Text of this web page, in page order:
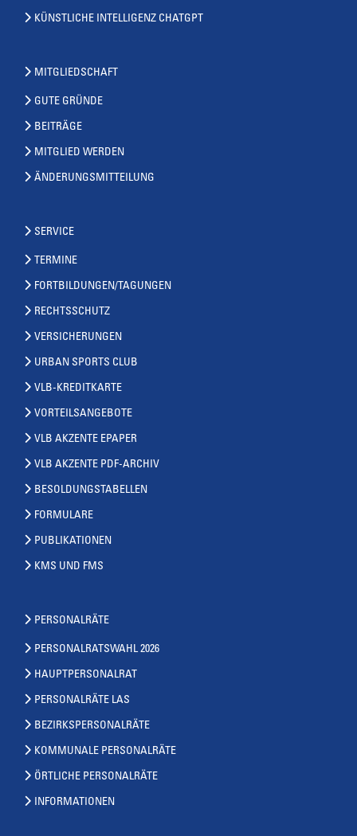
KÜNSTLICHE INTELLIGENZ CHATGPT
MITGLIEDSCHAFT
GUTE GRÜNDE
BEITRÄGE
MITGLIED WERDEN
ÄNDERUNGSMITTEILUNG
SERVICE
TERMINE
FORTBILDUNGEN/TAGUNGEN
RECHTSSCHUTZ
VERSICHERUNGEN
URBAN SPORTS CLUB
VLB-KREDITKARTE
VORTEILSANGEBOTE
VLB AKZENTE EPAPER
VLB AKZENTE PDF-ARCHIV
BESOLDUNGSTABELLEN
FORMULARE
PUBLIKATIONEN
KMS UND FMS
PERSONALRÄTE
PERSONALRATSWAHL 2026
HAUPTPERSONALRAT
PERSONALRÄTE LAS
BEZIRKSPERSONALRÄTE
KOMMUNALE PERSONALRÄTE
ÖRTLICHE PERSONALRÄTE
INFORMATIONEN